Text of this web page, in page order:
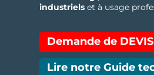
industriels et à usage
Demande de
Lire notre Guide